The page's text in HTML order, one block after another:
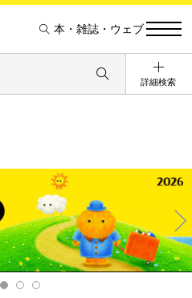
本・雑誌・ウェブ
詳細検索
Ne
xt